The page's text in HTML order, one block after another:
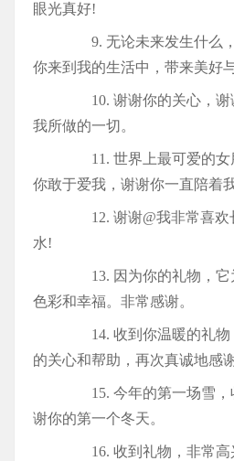
眼光真好!
9. 无论未来发生什么
你来到我的生活中，带来美好
10. 谢谢你的关心，谢
我所做的一切。
11. 世界上最可爱的女
你敢于爱我，谢谢你一直陪着我
12. 谢谢@我非常喜欢
水!
13. 因为你的礼物，它
色彩和幸福。非常感谢。
14. 收到你温暖的礼物
的关心和帮助，再次真诚地感谢
15. 今年的第一场雪，
谢你的第一个冬天。
16. 收到礼物，非常高